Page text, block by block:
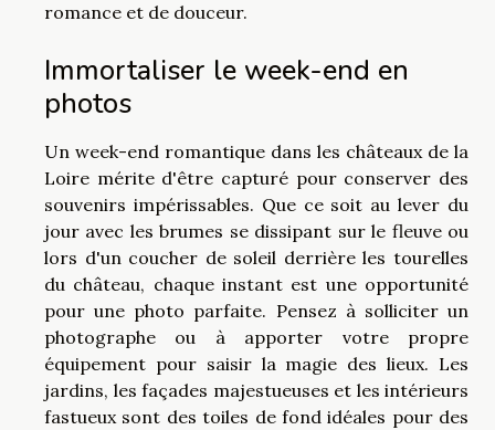
romance et de douceur.
Immortaliser le week-end en
photos
Un week-end romantique dans les châteaux de la
Loire mérite d'être capturé pour conserver des
souvenirs impérissables. Que ce soit au lever du
jour avec les brumes se dissipant sur le fleuve ou
lors d'un coucher de soleil derrière les tourelles
du château, chaque instant est une opportunité
pour une photo parfaite. Pensez à solliciter un
photographe ou à apporter votre propre
équipement pour saisir la magie des lieux. Les
jardins, les façades majestueuses et les intérieurs
fastueux sont des toiles de fond idéales pour des